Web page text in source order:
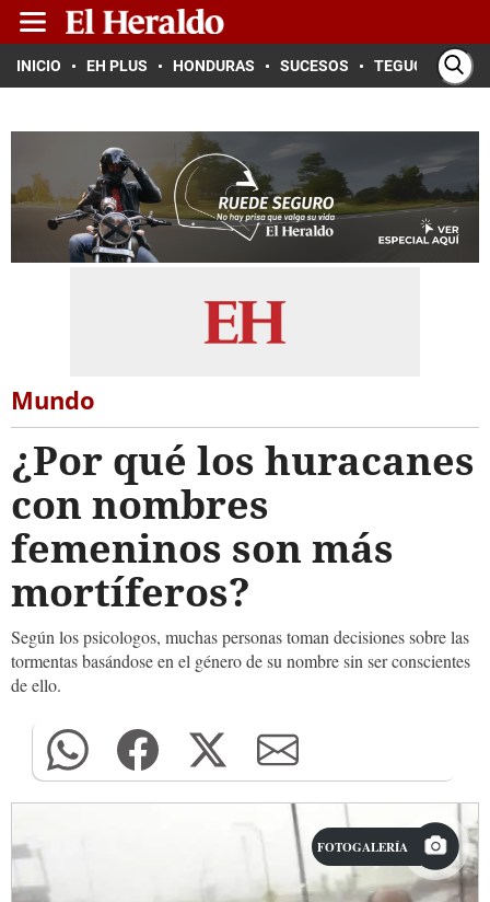
INICIO EH PLUS HONDURAS SUCESOS TEGUCIGALPA
Mundo
¿Por qué los huracanes
con nombres
femeninos son más
mortíferos?
Según los psicologos, muchas personas toman decisiones sobre las
tormentas basándose en el género de su nombre sin ser conscientes
de ello.
FOTOGALERÍA